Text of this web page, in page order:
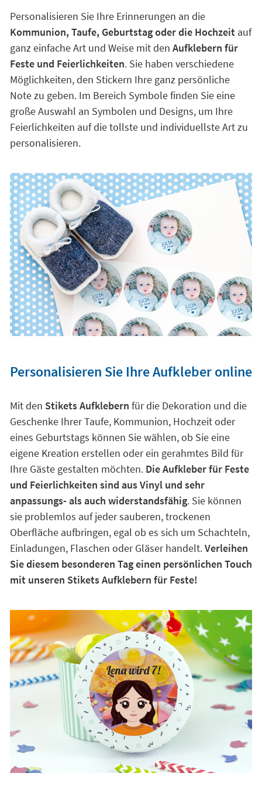
Personalisieren Sie Ihre Erinnerungen an die
Kommunion, Taufe, Geburtstag oder die Hochzeitauf
ganz einfache Art und Weise mit den Aufklebern für
Feste und Feierlichkeiten. Sie haben verschiedene
Möglichkeiten, den Stickern Ihre ganz persönliche
Note zu geben. Im Bereich Symbole finden Sie eine
große Auswahl an Symbolen und Designs, um Ihre
Feierlichkeiten auf die tollste und individuellste Art zu
personalisieren.
Personalisieren Sie Ihre Aufkleber online
Mit den Stikets Aufklebern für die Dekoration und die
Geschenke Ihrer Taufe, Kommunion, Hochzeit oder
eines Geburtstags können Sie wählen, ob Sie eine
eigene Kreation erstellen oder ein gerahmtes Bild für
Ihre Gäste gestalten möchten. Die Aufkleber für Feste
und Feierlichkeiten sind aus Vinyl und sehr
anpassungs- als auch widerstandsfähig. Sie können
sie problemlos auf jeder sauberen, trockenen
Oberfläche aufbringen, egal ob es sich um Schachteln,
Einladungen, Flaschen oder Gläser handelt.Verleihen
Sie diesem besonderen Tag einen persönlichen Touch
mit unseren Stikets Aufklebern für Feste!